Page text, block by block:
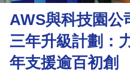
理
財
商
業
AWS與科技園公
三年升級計劃：
年支援逾百初創